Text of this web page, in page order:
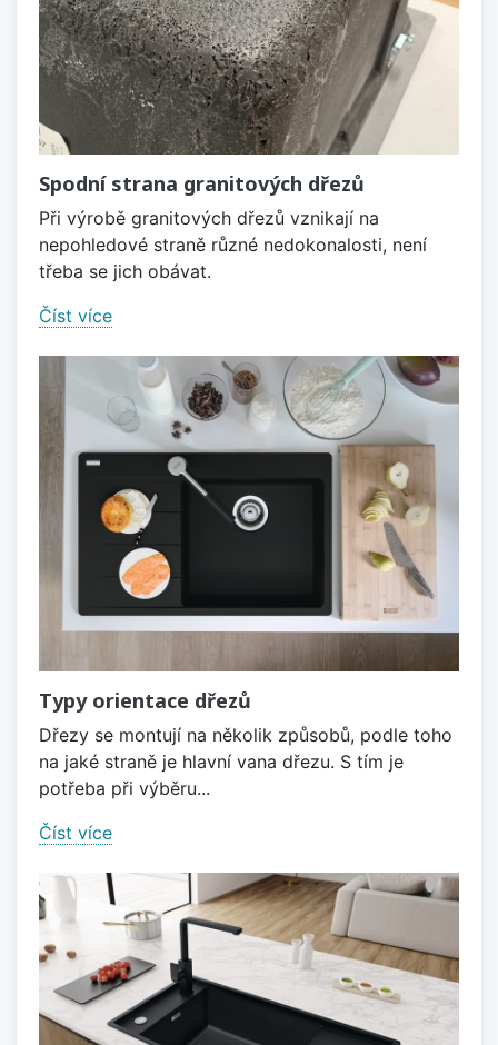
Spodní strana granitových dřezů
Při výrobě granitových dřezů vznikají na
nepohledové straně různé nedokonalosti, není
třeba se jich obávat.
Číst více
Typy orientace dřezů
Dřezy se montují na několik způsobů, podle toho
na jaké straně je hlavní vana dřezu. S tím je
potřeba při výběru...
Číst více